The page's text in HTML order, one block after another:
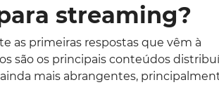
streaming?
as primeiras respostas que vêm à
são os principais conteúdos
mais abrangentes,